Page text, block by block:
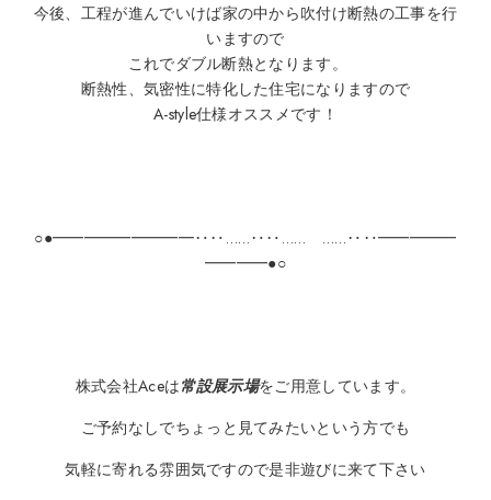
今後、工程が進んでいけば家の中から吹付け断熱の工事を行
いますので
これでダブル断熱となります。
断熱性、気密性に特化した住宅になりますので
A-style仕様オススメです！
○●━━━━━━━━━‥‥……‥‥…… ……‥‥━━━━━
━━━━●○
株式会社Aceは常設展示場をご用意しています。
ご予約なしでちょっと見てみたいという方でも
気軽に寄れる雰囲気ですので是非遊びに来て下さい